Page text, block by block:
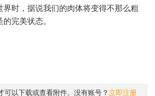
界时，据说我们的肉体将变得不那么粗
完美状态。
可以下载或查看附件。没有账号？ 立即注册